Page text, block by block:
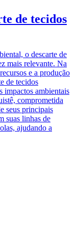
de tecidos
o descarte de
mais relevante. Na
e a produção
de tecidos
impactos ambientais
comprometida
seus principais
suas linhas de
ajudando a